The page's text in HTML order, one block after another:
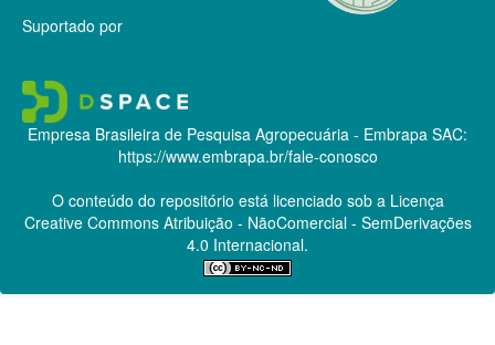
Suportado por
Empresa Brasileira de Pesquisa Agropecuária - Embrapa SAC:
https://www.embrapa.br/fale-conosco
O conteúdo do repositório está licenciado sob a Licença
Creative CommonsAtribuição - NãoComercial - SemDerivações
4.0 Internacional.